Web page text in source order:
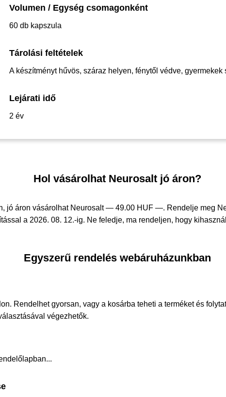
Volumen / Egység csomagonként
60 db kapszula
Tárolási feltételek
A készítményt hűvös, száraz helyen, fénytől védve,
Lejárati idő
2 év
Hol vásárolhat Neurosalt jó áron?
jó áron vásárolhat Neurosalt — 49.00 HUF —. Rendelje meg
a 2026. 08. 12.-ig. Ne feledje, ma rendeljen, hogy
Egyszerű rendelés webáruházunkban
Rendelhet gyorsan, vagy a kosárba teheti a terméket és
végezhetők.